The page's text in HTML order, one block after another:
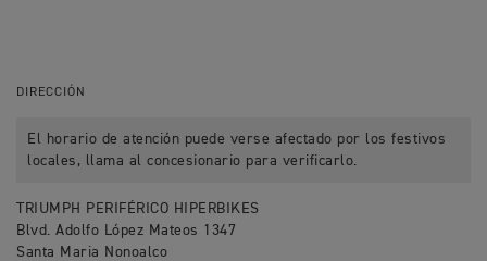
DIRECCIÓN
El horario de atención puede verse afectado por los festivos
locales, llama al concesionario para verificarlo.
TRIUMPH PERIFÉRICO HIPERBIKES
Blvd. Adolfo López Mateos 1347
Santa Maria Nonoalco